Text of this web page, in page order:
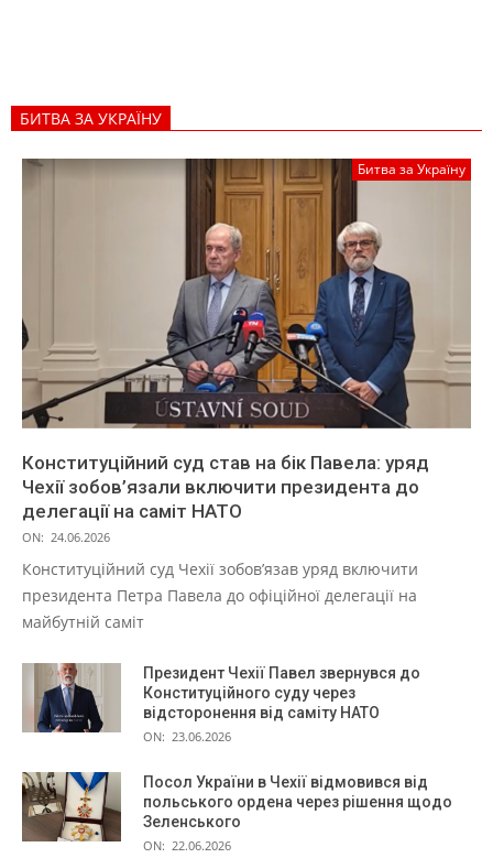
БИТВА ЗА УКРАЇНУ
Битва за Україну
Конституційний суд став на бік Павела: уряд
Чехії зобов’язали включити президента до
делегації на саміт НАТО
ON: 24.06.2026
Конституційний суд Чехії зобов’язав уряд включити
президента Петра Павела до офіційної делегації на
майбутній саміт
Президент Чехії Павел звернувся до
Конституційного суду через
відсторонення від саміту НАТО
ON: 23.06.2026
Посол України в Чехії відмовився від
польського ордена через рішення щодо
Зеленського
ON: 22.06.2026